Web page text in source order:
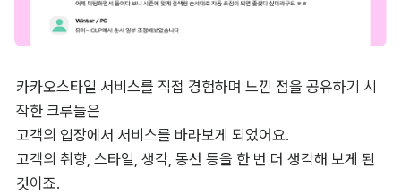
카카오스타일 서비스를 직접 경험하며 느낀 점을 공유하기 시
작한 크루들은
고객의 입장에서 서비스를 바라보게 되었어요.
고객의 취향, 스타일, 생각, 동선 등을 한 번 더 생각해 보게 된
것이죠.